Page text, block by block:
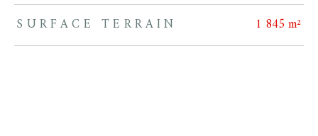
SURFACE TERRAIN
1 845 m²